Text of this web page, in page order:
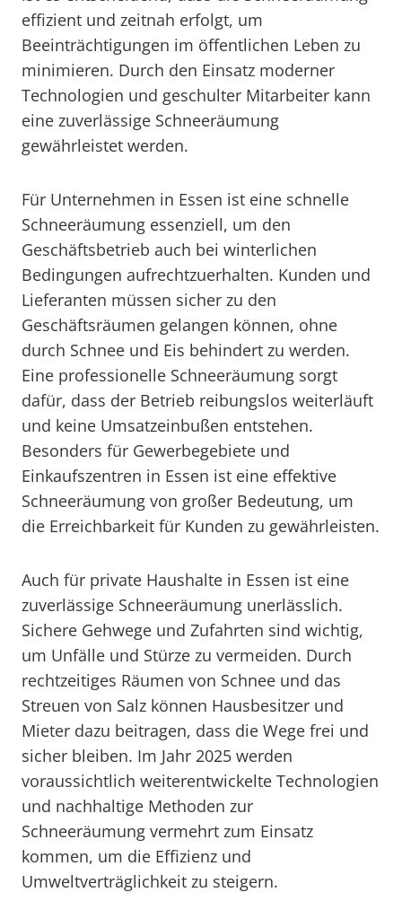
effizient und zeitnah erfolgt, um
Beeinträchtigungen im öffentlichen Leben zu
minimieren. Durch den Einsatz moderner
Technologien und geschulter Mitarbeiter kann
eine zuverlässige Schneeräumung
gewährleistet werden.
Für Unternehmen in Essen ist eine schnelle
Schneeräumung essenziell, um den
Geschäftsbetrieb auch bei winterlichen
Bedingungen aufrechtzuerhalten. Kunden und
Lieferanten müssen sicher zu den
Geschäftsräumen gelangen können, ohne
durch Schnee und Eis behindert zu werden.
Eine professionelle Schneeräumung sorgt
dafür, dass der Betrieb reibungslos weiterläuft
und keine Umsatzeinbußen entstehen.
Besonders für Gewerbegebiete und
Einkaufszentren in Essen ist eine effektive
Schneeräumung von großer Bedeutung, um
die Erreichbarkeit für Kunden zu gewährleisten.
Auch für private Haushalte in Essen ist eine
zuverlässige Schneeräumung unerlässlich.
Sichere Gehwege und Zufahrten sind wichtig,
um Unfälle und Stürze zu vermeiden. Durch
rechtzeitiges Räumen von Schnee und das
Streuen von Salz können Hausbesitzer und
Mieter dazu beitragen, dass die Wege frei und
sicher bleiben. Im Jahr 2025 werden
voraussichtlich weiterentwickelte Technologien
und nachhaltige Methoden zur
Schneeräumung vermehrt zum Einsatz
kommen, um die Effizienz und
Umweltverträglichkeit zu steigern.